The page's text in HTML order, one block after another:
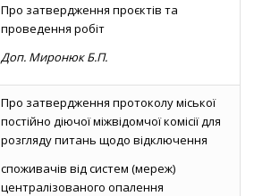
Про затвердження проєктів та
проведення робіт
Доп. Миронюк Б.П.
Про затвердження протоколу міської
постійно діючої міжвідомчої комісії для
розгляду питань щодо відключення
споживачів від систем (мереж)
централізованого опалення